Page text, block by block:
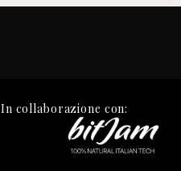
In collaborazione con: